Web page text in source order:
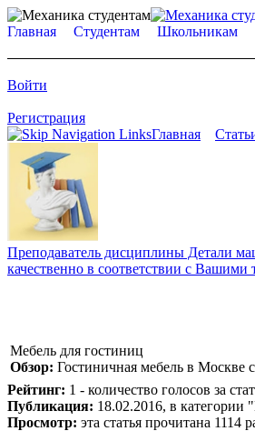
Главная Студентам Школьникам
Войти
Регистрация
Главная
Преподаватель дисциплины Детали
качественно в соответствии с Вашими
Мебель для гостиниц
Обзор: Гостиничная мебель в Москве
Рейтинг: 1 - количество голосов за
Публикация: 18.02.2016, в категории
Просмотр: эта статья прочитана 1114